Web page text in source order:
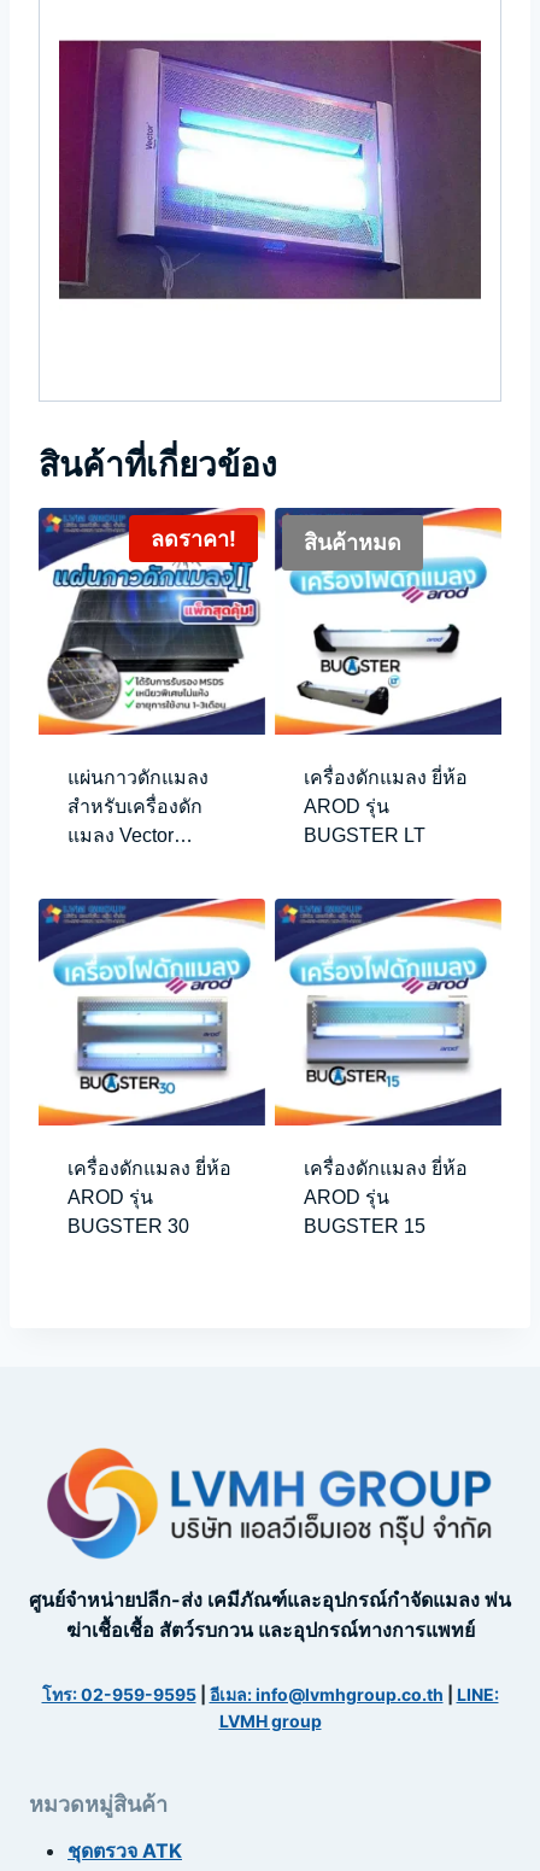
สินค้าที่เกี่ยวข้อง
ลดราคา!
แผ่นกาวดักแมลง
สำหรับเครื่องดัก
แมลง Vector
สินค้าหมด
เครื่องดักแมลง ยี่ห้อ
AROD รุ่น
BUGSTER LT
เครื่องดักแมลง ยี่ห้อ
AROD รุ่น
BUGSTER 30
เครื่องดักแมลง ยี่ห้อ
AROD รุ่น
BUGSTER 15
ศูนย์จำหน่ายปลีก-ส่ง เคมีภัณฑ์และอุปกรณ์กำจัดแมลง พ่น
ฆ่าเชื้อเชื้อ สัตว์รบกวน และอุปกรณ์ทางการแพทย์
โทร: 02-959-9595| อีเมล: info@lvmhgroup.co.th
LINE:
LVMH group
หมวดหมู่สินค้า
ชุดตรวจ ATK